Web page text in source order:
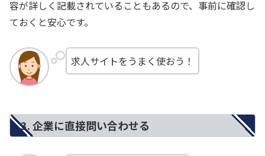
容が詳しく記載されていることもあるので、事前に確認し
ておくと安心です。
求人サイトをうまく使おう！
3. 企業に直接問い合わせる